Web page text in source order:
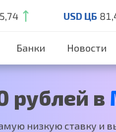
USD ЦБ
Банки Новости
рублей в
низкую ставку и